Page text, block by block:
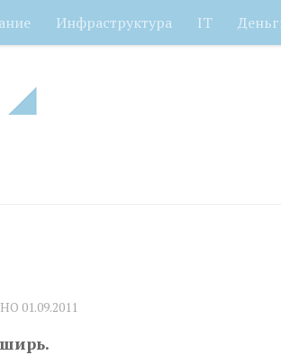
Инфраструктура IT
01.09.2011